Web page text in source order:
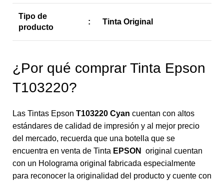
Tipo de
producto
: Tinta Original
¿Por qué comprar Tinta Epson
T103220?
Las Tintas Epson T103220 Cyan cuentan con altos
estándares de calidad de impresión y al mejor precio
del mercado, recuerda que una botella que se
encuentra en venta de Tinta EPSON
original cuentan
con un Holograma original fabricada especialmente
para reconocer la originalidad del producto y cuente con